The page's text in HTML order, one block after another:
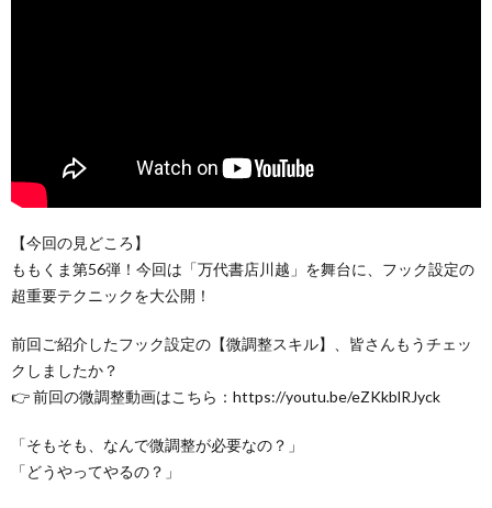
【今回の見どころ】
ももくま第56弾！今回は「万代書店川越」を舞台に、フック設定の
超重要テクニックを大公開！
前回ご紹介したフック設定の【微調整スキル】、皆さんもうチェッ
クしましたか？
👉 前回の微調整動画はこちら：https://youtu.be/eZKkblRJyck
「そもそも、なんで微調整が必要なの？」
「どうやってやるの？」